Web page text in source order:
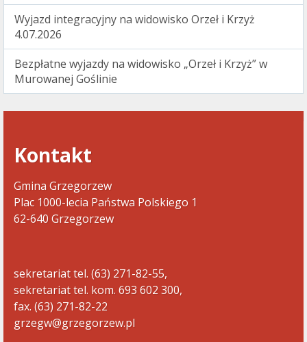
Wyjazd integracyjny na widowisko Orzeł i Krzyż
4.07.2026
Bezpłatne wyjazdy na widowisko „Orzeł i Krzyż” w
Murowanej Goślinie
Kontakt
Gmina Grzegorzew
Plac 1000-lecia Państwa Polskiego 1
62-640 Grzegorzew
sekretariat tel. (63) 271-82-55,
sekretariat tel. kom. 693 602 300,
fax. (63) 271-82-22
grzegw@grzegorzew.pl